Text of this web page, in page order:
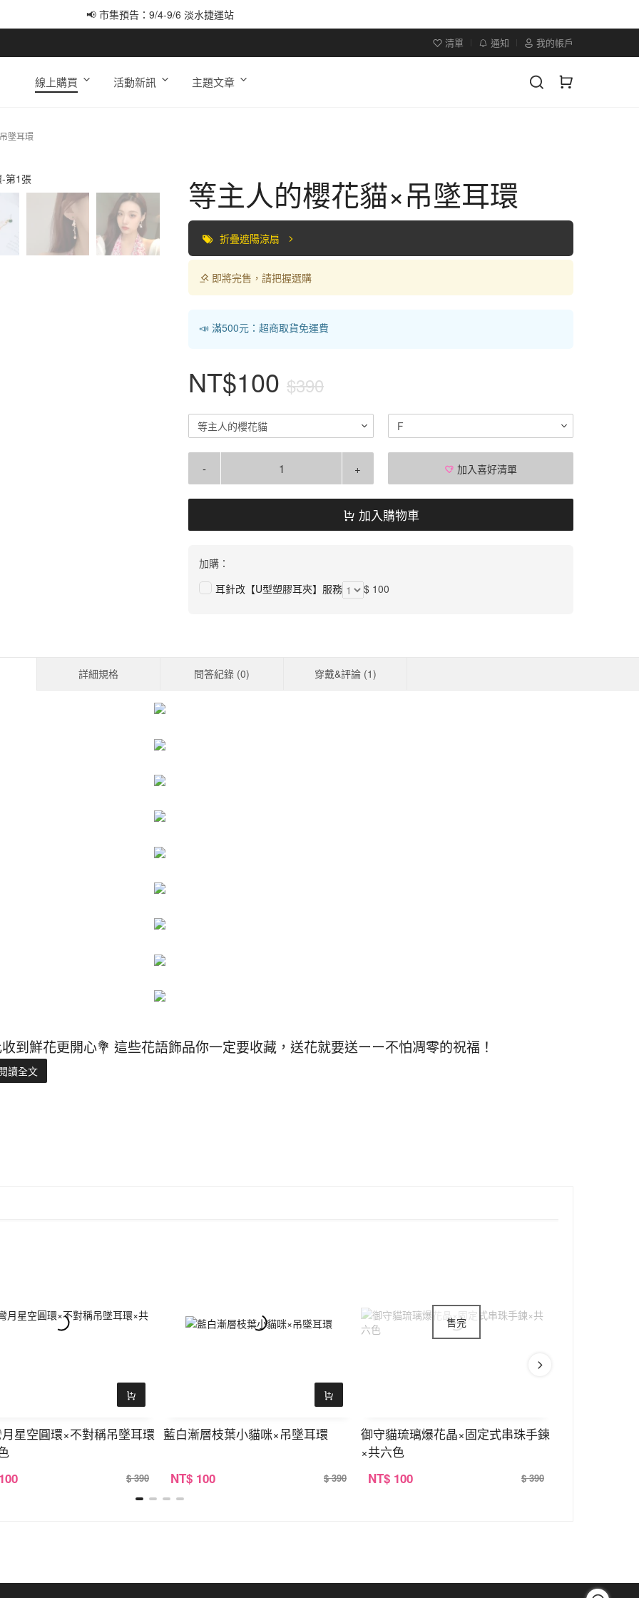
📢 市集預告：9/4-9/6 淡水捷運站
清單 通知 我的帳戶
線上購買 活動新訊 主題文章
墜耳環
等主人的櫻花貓×吊墜耳環
折疊遮陽涼扇
即將完售，請把握選購
📣 滿500元：超商取貨免運費
NT$100 $390
等主人的櫻花貓 F
- + 加入喜好清單
加入購物車
加購：
耳針改【U型塑膠耳夾】服務
$ 100
詳細規格 問答紀錄 (0) 穿戴&評論 (1)
到鮮花更開心💐 這些花語飾品你一定要收藏，送花就要送ーー不怕凋零的祝福！
讀全文
星空圓環×不對稱吊墜耳環
$ 390
藍白漸層枝葉小貓咪×吊墜耳環
NT$ 100 $ 390
御守貓琉璃爆花晶×固定式串珠手鍊
×共六色
NT$ 100 $ 390